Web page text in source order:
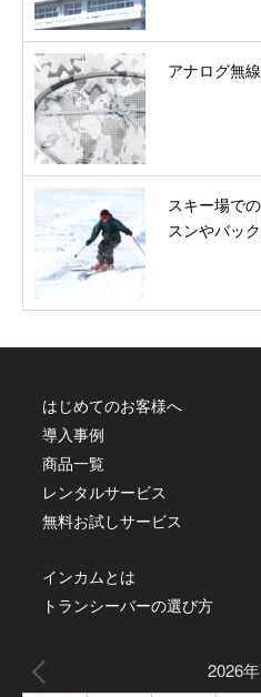
アナログ無
スキー場で
スンやバッ
はじめてのお客様へ
導入事例
商品一覧
レンタルサービス
無料お試しサービス
インカムとは
トランシーバーの選び方
2026